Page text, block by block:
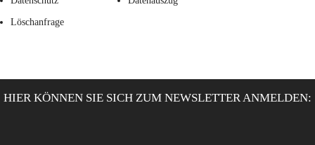
Löschanfrage
HIER KÖNNEN SIE SICH ZUM NEWSLETTER ANMELDEN: